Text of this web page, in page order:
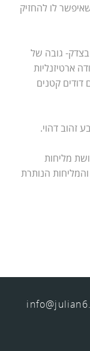
לו להחזיק
בצדק- גובה של
ארטיזנליות
דודים קטנים
מליחות
הנותרת